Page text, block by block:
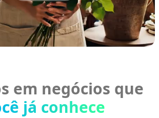
em negócios que
já conhece